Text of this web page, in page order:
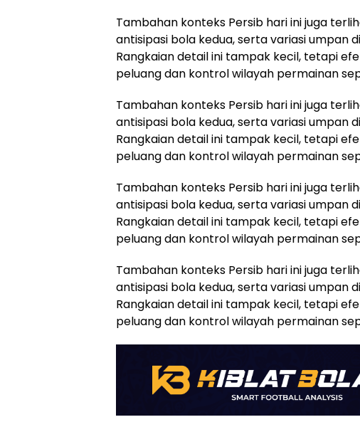
Tambahan konteks Persib hari ini juga
antisipasi bola kedua, serta variasi umpan
Rangkaian detail ini tampak kecil, tetapi
peluang dan kontrol wilayah permainan
Tambahan konteks Persib hari ini juga
antisipasi bola kedua, serta variasi umpan
Rangkaian detail ini tampak kecil, tetapi
peluang dan kontrol wilayah permainan
Tambahan konteks Persib hari ini juga
antisipasi bola kedua, serta variasi umpan
Rangkaian detail ini tampak kecil, tetapi
peluang dan kontrol wilayah permainan
Tambahan konteks Persib hari ini juga
antisipasi bola kedua, serta variasi umpan
Rangkaian detail ini tampak kecil, tetapi
peluang dan kontrol wilayah permainan